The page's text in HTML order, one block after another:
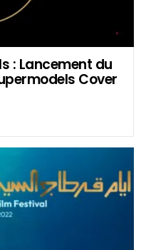
: Lancement du
Cover